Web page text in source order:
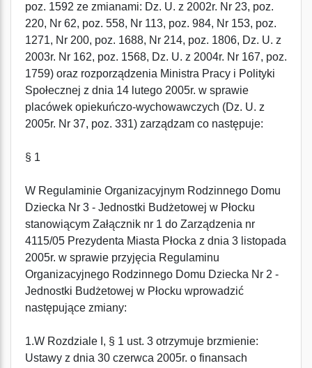
poz. 1592 ze zmianami: Dz. U. z 2002r. Nr 23, poz.
220, Nr 62, poz. 558, Nr 113, poz. 984, Nr 153, poz.
1271, Nr 200, poz. 1688, Nr 214, poz. 1806, Dz. U. z
2003r. Nr 162, poz. 1568, Dz. U. z 2004r. Nr 167, poz.
1759) oraz rozporządzenia Ministra Pracy i Polityki
Społecznej z dnia 14 lutego 2005r. w sprawie
placówek opiekuńczo-wychowawczych (Dz. U. z
2005r. Nr 37, poz. 331) zarządzam co następuje:
§ 1
W Regulaminie Organizacyjnym Rodzinnego Domu
Dziecka Nr 3 - Jednostki Budżetowej w Płocku
stanowiącym Załącznik nr 1 do Zarządzenia nr
4115/05 Prezydenta Miasta Płocka z dnia 3 listopada
2005r. w sprawie przyjęcia Regulaminu
Organizacyjnego Rodzinnego Domu Dziecka Nr 2 -
Jednostki Budżetowej w Płocku wprowadzić
następujące zmiany:
1.W Rozdziale I, § 1 ust. 3 otrzymuje brzmienie:
Ustawy z dnia 30 czerwca 2005r. o finansach